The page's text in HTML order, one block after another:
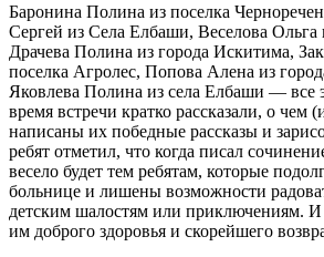
Баронина Полина из поселка
Сергей из Села Елбаши, Веселова Ольга
Драчева Полина из города Искитима,
поселка Агролес, Попова Алена из
Яковлева Полина из села Елбаши — все
время встречи кратко рассказали, о чем
написаны их победные рассказы и
ребят отметил, что когда писал
весело будет тем ребятам, которые
больнице и лишены возможности
детским шалостям или приключениям.
им доброго здоровья и скорейшего